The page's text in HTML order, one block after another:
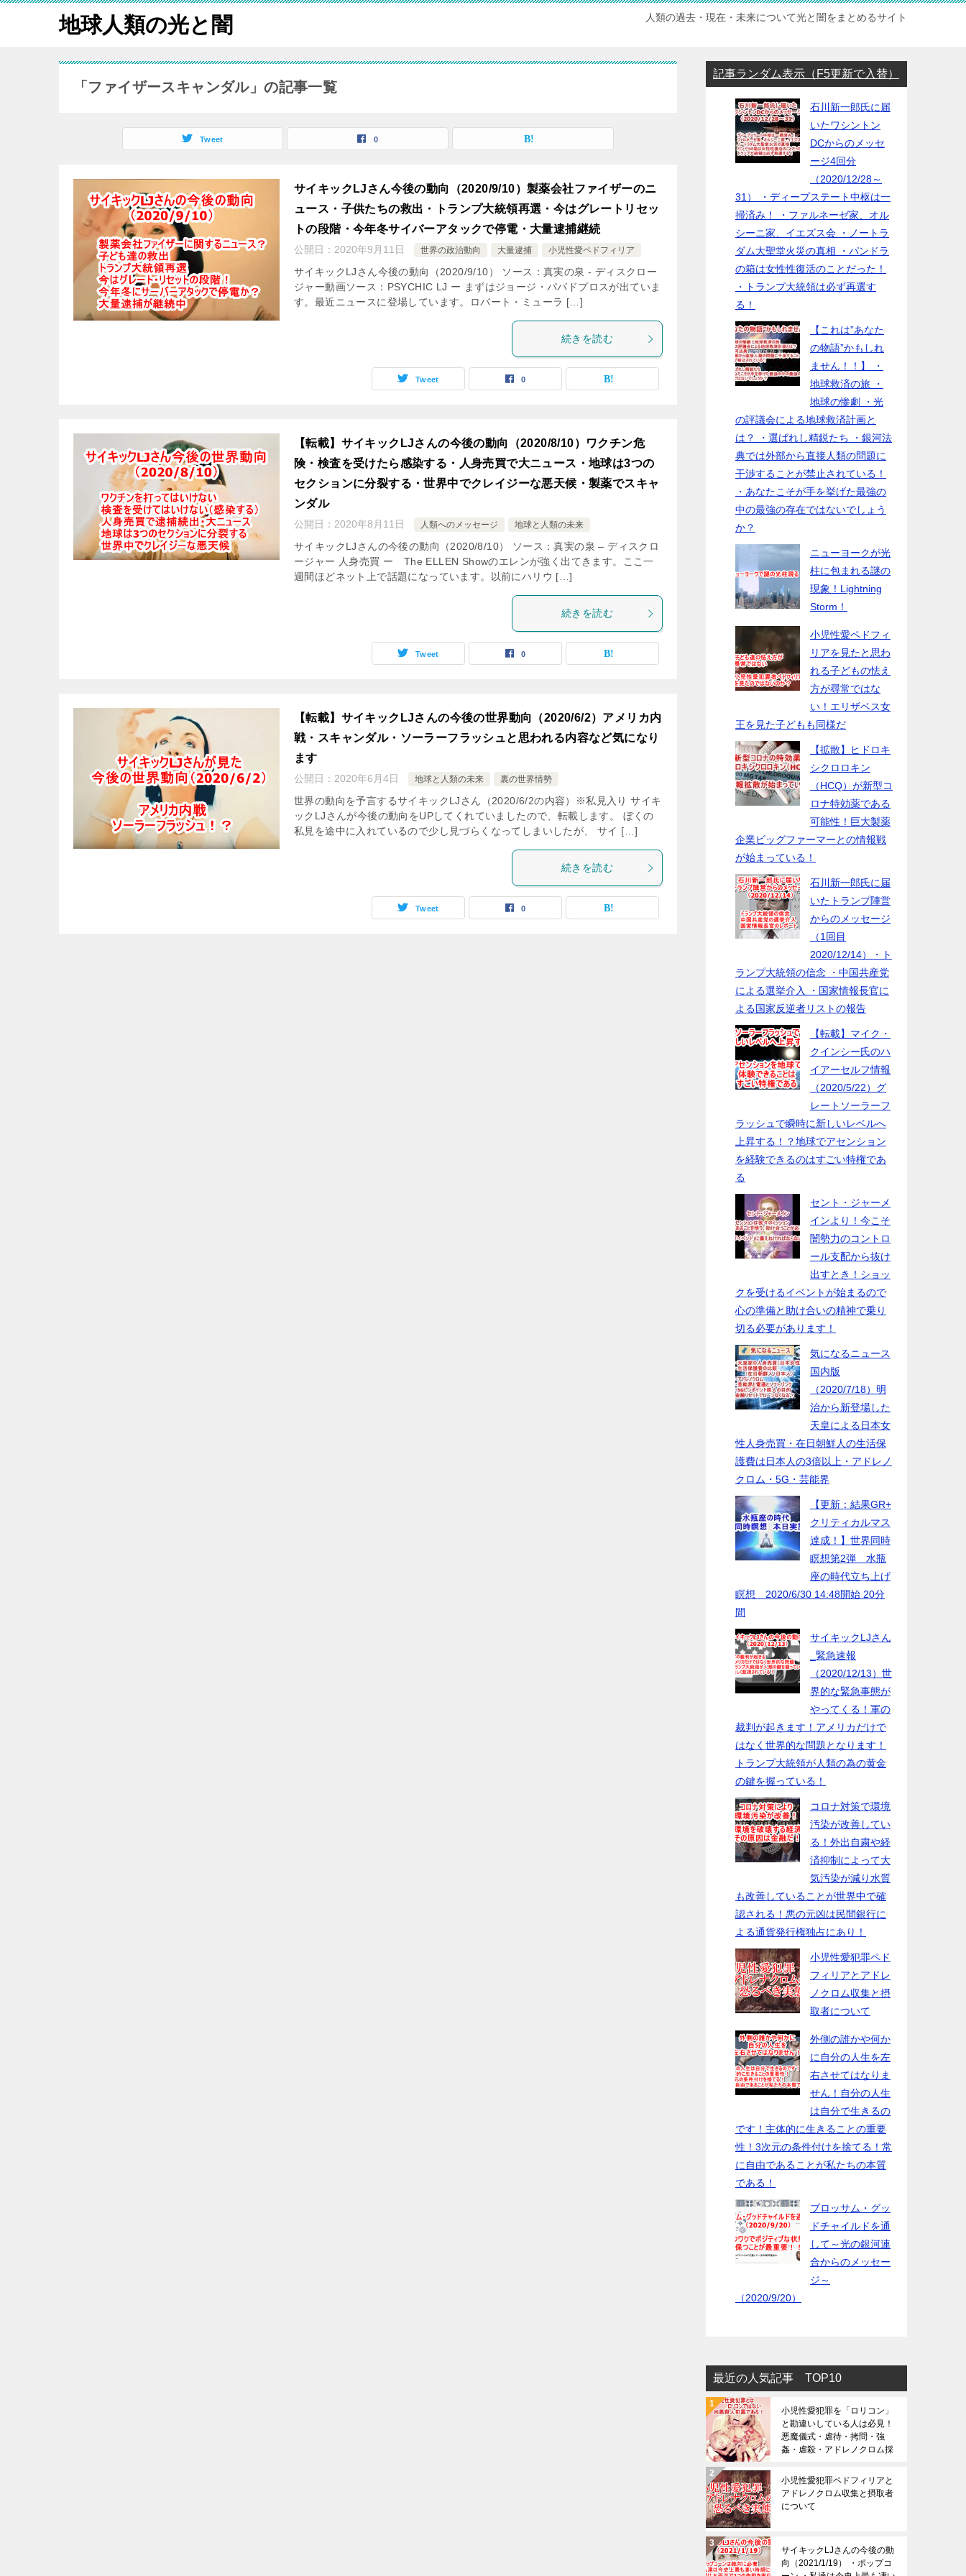
地球人類の光と闇 人類の過去・現在・未来について光と闇をまとめるサイト
「ファイザースキャンダル」の記事一覧
Tweet 0
サイキックLJさん今後の動向（2020/9/10）製薬会社ファイザーのニ
ュース・子供たちの救出・トランプ大統領再選・今はグレートリセッ
トの段階・今年冬サイバーアタックで停電・大量逮捕継続
公開日： 2020年9月11日 世界の政治動向 大量逮捕 小児性愛ペドフィリア
サイキックLJさん今後の動向（2020/9/10） ソース：真実の泉 - ディスクロー
ジャー動画ソース：PSYCHIC LJ ー まずはジョージ・パパドプロスが出ていま
す。最近ニュースに登場しています。ロバート・ミューラ […]
続きを読む
Tweet 0
【転載】サイキックLJさんの今後の動向（2020/8/10）ワクチン危
険・検査を受けたら感染する・人身売買で大ニュース・地球は3つの
セクションに分裂する・世界中でクレイジーな悪天候・製薬でスキャ
ンダル
公開日： 2020年8月11日 人類へのメッセージ 地球と人類の未来
サイキックLJさんの今後の動向（2020/8/10） ソース：真実の泉 – ディスクロ
ージャー 人身売買 ー The ELLEN Showのエレンが強く出てきます。ここ一
週間ほどネット上で話題になっています。以前にハリウ […]
続きを読む
Tweet 0
【転載】サイキックLJさんの今後の世界動向（2020/6/2）アメリカ内
戦・スキャンダル・ソーラーフラッシュと思われる内容など気になり
ます
公開日： 2020年6月4日 地球と人類の未来 裏の世界情勢
世界の動向を予言するサイキックLJさん（2020/6/2の内容）※私見入り サイキ
ックLJさんが今後の動向をUPしてくれていましたので、転載します。 ぼくの
私見を途中に入れているので少し見づらくなってしまいしたが、 サイ […]
続きを読む
Tweet 0
記事ランダム表示（F5更新で入替）
石川新一郎氏に届
いたワシントン
DCからのメッセ
ージ4回分
（2020/12/28～
31） ・ディープステート中枢は一
掃済み！ ・ファルネーゼ家、オル
シーニ家、イエズス会 ・ノートラ
ダム大聖堂火災の真相 ・パンドラ
の箱は女性性復活のことだった！
・トランプ大統領は必ず再選す
る！
【これは”あなた
の物語”かもしれ
ません！！】 ・
地球救済の旅 ・
地球の惨劇 ・光
の評議会による地球救済計画と
は？ ・選ばれし精鋭たち ・銀河法
典では外部から直接人類の問題に
干渉することが禁止されている！
・あなたこそが手を挙げた最強の
中の最強の存在ではないでしょう
か？
ニューヨークが光
柱に包まれる謎の
現象！Lightning
Storm！
小児性愛ペドフィ
リアを見たと思わ
れる子どもの怯え
方が尋常ではな
い！エリザベス女
王を見た子どもも同様だ
【拡散】ヒドロキ
シクロロキン
（HCQ）が新型コ
ロナ特効薬である
可能性！巨大製薬
企業ビッグファーマーとの情報戦
が始まっている！
石川新一郎氏に届
いたトランプ陣営
からのメッセージ
（1回目
2020/12/14）・ト
ランプ大統領の信念 ・中国共産党
による選挙介入 ・国家情報長官に
よる国家反逆者リストの報告
【転載】マイク・
クインシー氏のハ
イアーセルフ情報
（2020/5/22）グ
レートソーラーフ
ラッシュで瞬時に新しいレベルへ
上昇する！？地球でアセンション
を経験できるのはすごい特権であ
る
セント・ジャーメ
インより！今こそ
闇勢力のコントロ
ール支配から抜け
出すとき！ショッ
クを受けるイベントが始まるので
心の準備と助け合いの精神で乗り
切る必要があります！
気になるニュース
国内版
（2020/7/18）明
治から新登場した
天皇による日本女
性人身売買・在日朝鮮人の生活保
護費は日本人の3倍以上・アドレノ
クロム・5G・芸能界
【更新：結果GR+
クリティカルマス
達成！】世界同時
瞑想第2弾 水瓶
座の時代立ち上げ
瞑想 2020/6/30 14:48開始 20分
間
サイキックLJさん
_緊急速報
（2020/12/13）世
界的な緊急事態が
やってくる！軍の
裁判が起きます！アメリカだけで
はなく世界的な問題となります！
トランプ大統領が人類の為の黄金
の鍵を握っている！
コロナ対策で環境
汚染が改善してい
る！外出自粛や経
済抑制によって大
気汚染が減り水質
も改善していることが世界中で確
認される！悪の元凶は民間銀行に
よる通貨発行権独占にあり！
小児性愛犯罪ペド
フィリアとアドレ
ノクロム収集と摂
取者について
外側の誰かや何か
に自分の人生を左
右させてはなりま
せん！自分の人生
は自分で生きるの
です！主体的に生きることの重要
性！3次元の条件付けを捨てる！常
に自由であることが私たちの本質
である！
ブロッサム・グッ
ドチャイルドを通
して～光の銀河連
合からのメッセー
ジ～
（2020/9/20）
最近の人気記事 TOP10
小児性愛犯罪を「ロリコン」
と勘違いしている人は必見！
悪魔儀式・虐待・拷問・強
姦・虐殺・アドレノクロム採
（※閲覧注意）
小児性愛犯罪ペドフィリアと
アドレノクロム収集と摂取者
について
サイキックLJさんの今後の動
向（2021/1/19） ・ポップコ